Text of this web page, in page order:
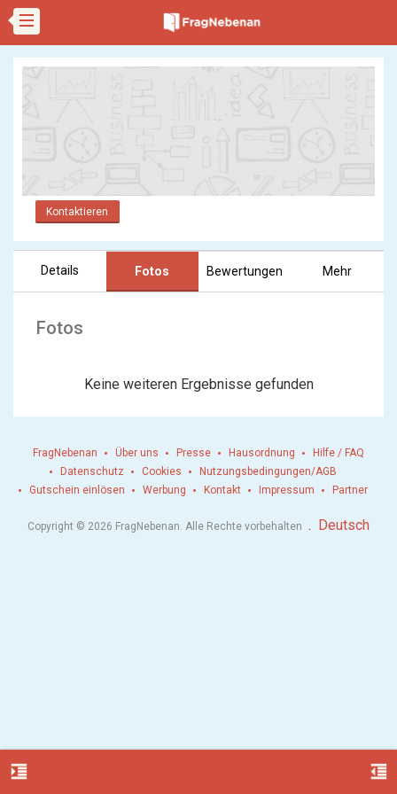
Kontaktieren
Details Fotos Bewertungen Mehr
Fotos
Keine weiteren Ergebnisse gefunden
format_indent_increase format_indent_decrease
FragNebenan Über uns Presse Hausordnung
Hilfe / FAQ
Datenschutz
Cookies
Nutzungsbedingungen/AGB
Gutschein einlösen
Werbung Kontakt Impressum Partner
Copyright © 2026 FragNebenan. Alle Rechte vorbehalten . Deutsch